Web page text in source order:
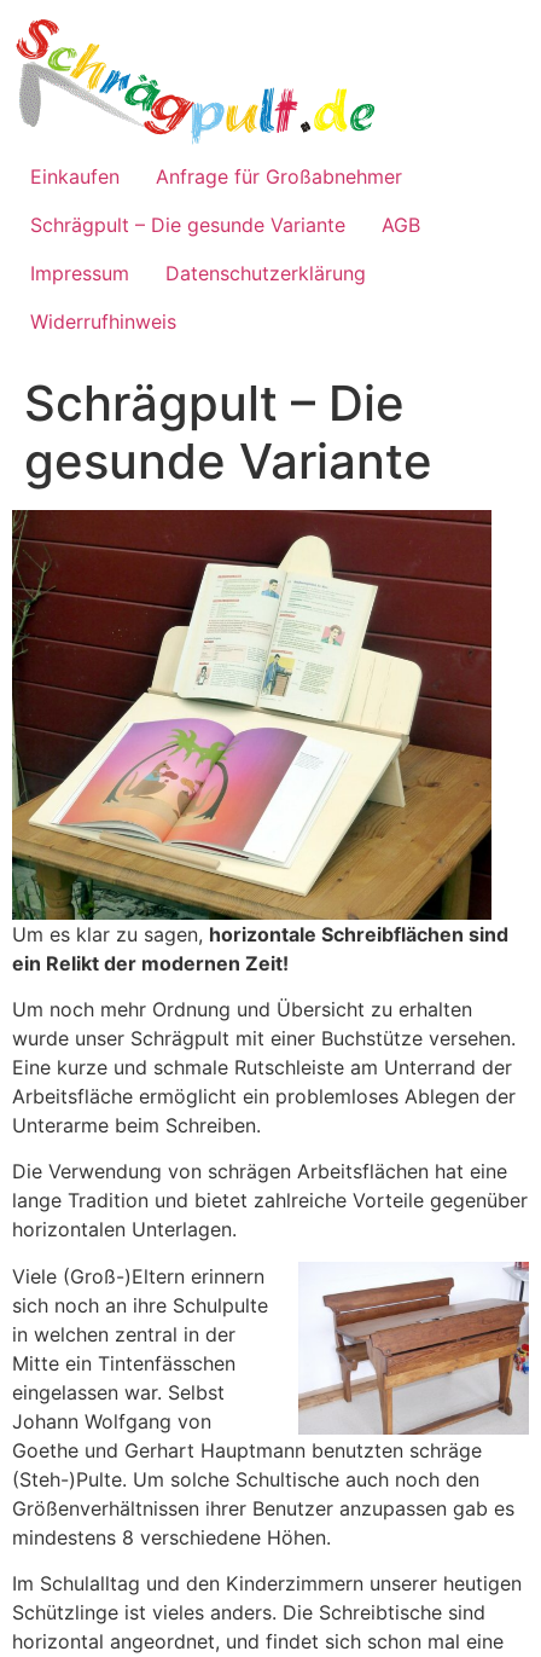
Inhalt
springen
Einkaufen
Anfrage für Großabnehmer
Schrägpult – Die gesunde Variante
AGB
Impressum
Datenschutzerklärung
Widerrufhinweis
Schrägpult – Die
gesunde Variante
Um es klar zu sagen, horizontale Schreibflächen sind
ein Relikt der modernen Zeit!
Um noch mehr Ordnung und Übersicht zu erhalten
wurde unser Schrägpult mit einer Buchstütze versehen.
Eine kurze und schmale Rutschleiste am Unterrand der
Arbeitsfläche ermöglicht ein problemloses Ablegen der
Unterarme beim Schreiben.
Die Verwendung von schrägen Arbeitsflächen hat eine
lange Tradition und bietet zahlreiche Vorteile gegenüber
horizontalen Unterlagen.
Viele (Groß-)Eltern erinnern
sich noch an ihre Schulpulte
in welchen zentral in der
Mitte ein Tintenfässchen
eingelassen war. Selbst
Johann Wolfgang von
Goethe und Gerhart Hauptmann benutzten schräge
(Steh-)Pulte. Um solche Schultische auch noch den
Größenverhältnissen ihrer Benutzer anzupassen gab es
mindestens 8 verschiedene Höhen.
Im Schulalltag und den Kinderzimmern unserer heutigen
Schützlinge ist vieles anders. Die Schreibtische sind
horizontal angeordnet, und findet sich schon mal eine